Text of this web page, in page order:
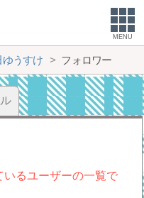
MENU
ゆうすけ フォロワー
いるユーザーの一覧で